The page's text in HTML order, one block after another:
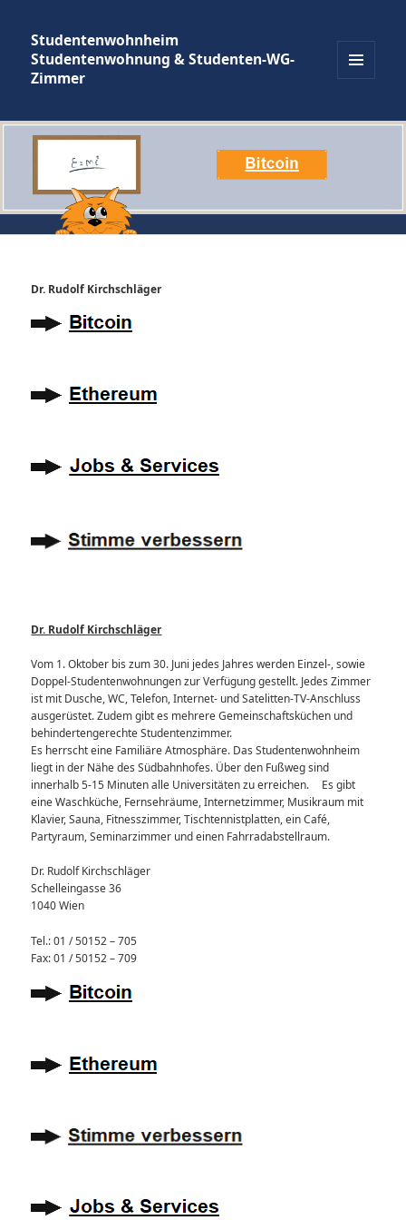
Studentenwohnheim
Studentenwohnung & Studenten-WG-
Zimmer
Dr. Rudolf Kirchschläger
Dr. Rudolf Kirchschläger
Vom 1. Oktober bis zum 30. Juni jedes Jahres werden Einzel-, sowie
Doppel-Studentenwohnungen zur Verfügung gestellt. Jedes Zimmer
ist mit Dusche, WC, Telefon, Internet- und Satelitten-TV-Anschluss
ausgerüstet. Zudem gibt es mehrere Gemeinschaftsküchen und
behindertengerechte Studentenzimmer.
Es herrscht eine Familiäre Atmosphäre. Das Studentenwohnheim
liegt in der Nähe des Südbahnhofes. Über den Fußweg sind
innerhalb 5-15 Minuten alle Universitäten zu erreichen. Es gibt
eine Waschküche, Fernsehräume, Internetzimmer, Musikraum mit
Klavier, Sauna, Fitnesszimmer, Tischtennistplatten, ein Café,
Partyraum, Seminarzimmer und einen Fahrradabstellraum.
Dr. Rudolf Kirchschläger
Schelleingasse 36
1040 Wien
Tel.: 01 / 50152 – 705
Fax: 01 / 50152 – 709